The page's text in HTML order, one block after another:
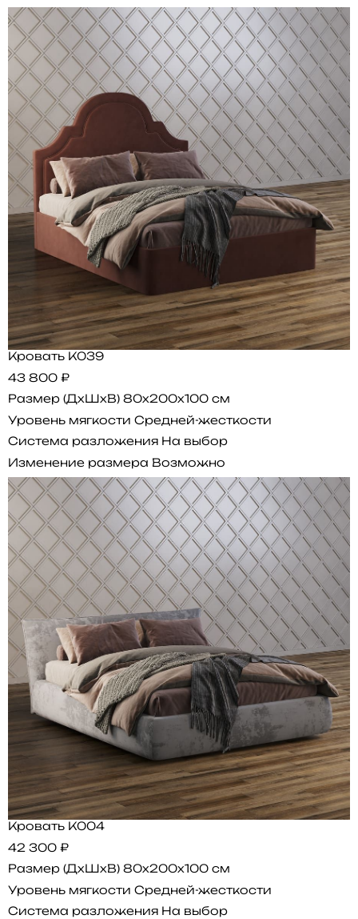
Кровать K039
43 800 ₽
Размер (ДхШхВ) 80x200x100 см
Уровень мягкости Средней-жесткости
Система разложения На выбор
Изменение размера Возможно
Кровать K004
42 300 ₽
Размер (ДхШхВ) 80x200x100 см
Уровень мягкости Средней-жесткости
Система разложения На выбор